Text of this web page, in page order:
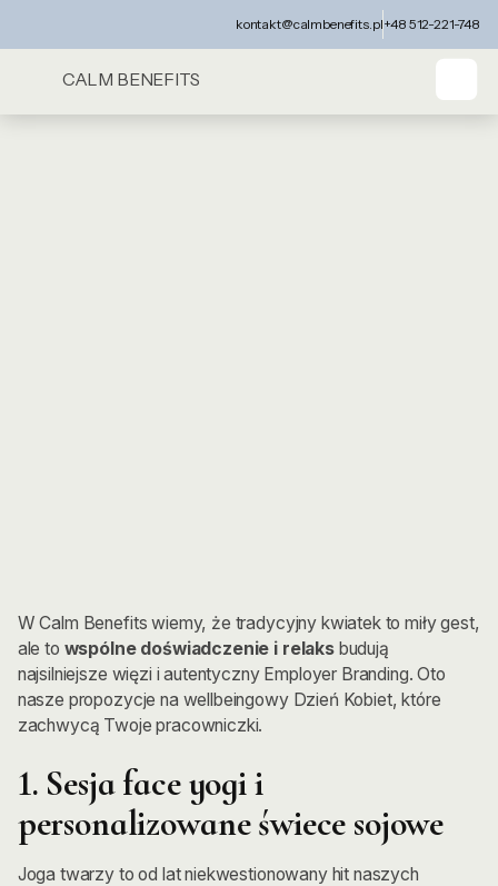
kontakt@calmbenefits.pl+48 512-221-748
CALM BENEFITS
W Calm Benefits wiemy, że tradycyjny kwiatek to miły gest,
ale to wspólne doświadczenie i relaksbudują
najsilniejsze więzi i autentyczny Employer Branding. Oto
nasze propozycje na wellbeingowy Dzień Kobiet, które
zachwycą Twoje pracowniczki.
1. Sesja face yogi i
personalizowane świece sojowe
Joga twarzy to od lat niekwestionowany hit naszych